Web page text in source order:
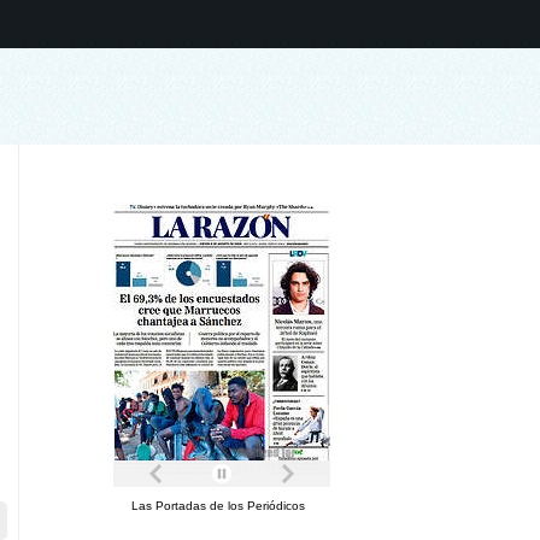
Las Portadas de los Periódicos